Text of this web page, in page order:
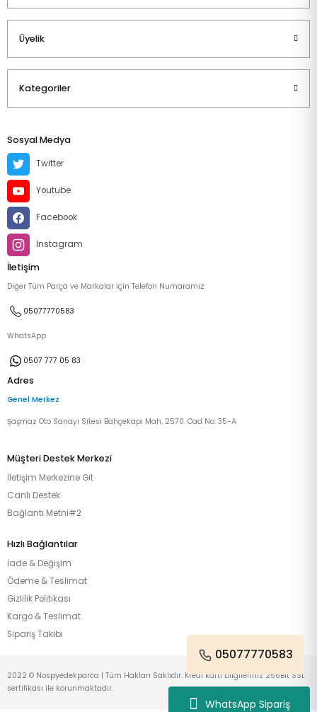
WhatsApp Sipariş
Üyelik
Kategoriler
Sosyal Medya
Twitter
Youtube
Facebook
Instagram
İletişim
Diğer Tüm Parça ve Markalar İçin Telefon Numaramız:
05077770583
WhatsApp
0507 777 05 83
Adres
Genel Merkez
Şaşmaz Oto Sanayi Sitesi Bahçekapı Mah. 2570. Cad No: 35-A
Müşteri Destek Merkezi
İletişim Merkezine Git
Canlı Destek
Bağlantı Metni#2
Hızlı Bağlantılar
İade & Değişim
Ödeme & Teslimat
Gizlilik Politikası
Kargo & Teslimat
Sipariş Takibi
05077770583
2022 © Nospyedekparca | Tüm Hakları Saklıdır. Kredi kartı bilgileriniz 256Bit SSL
sertifikası ile korunmaktadır.